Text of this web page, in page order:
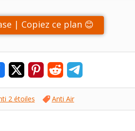
| Copiez ce plan 😊
2 étoiles Anti Air